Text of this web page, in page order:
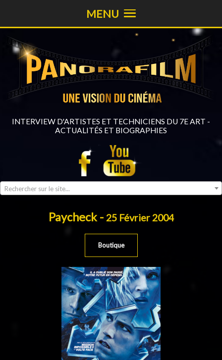
INTERVIEW D'ARTISTES ET TECHNICIENS DU 7E ART -
ACTUALITÉS ET BIOGRAPHIES
Rechercher sur le site...
MENU
Paycheck - 25 Février 2004
Boutique